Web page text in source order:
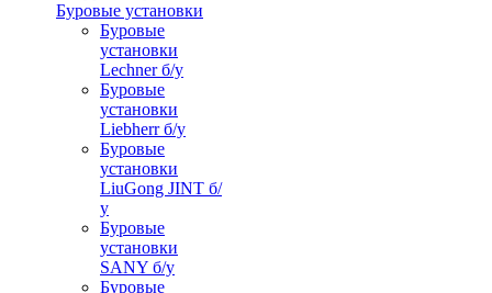
Буровые установки
Буровые
установки
Lechner б/у
Буровые
установки
Liebherr б/у
Буровые
установки
LiuGong JINT б/
у
Буровые
установки
SANY б/у
Буровые